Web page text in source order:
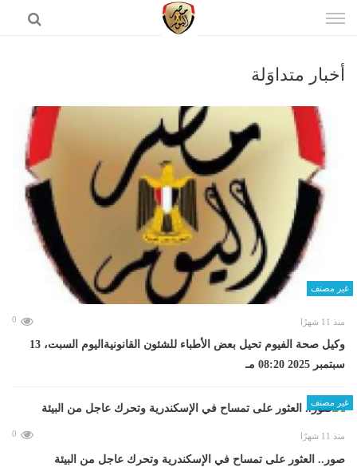
الى
أخبار متداوَلة
غير مصنف
منذ 11 شهرًا 0
وكيل صحة الفيوم تحيل بعض الأطباء للشئون القانونيةاليوم السبت، 13
سبتمبر 2025 08:20 مـ
غير مصنف
منذ 11 شهرًا 0
صور.. العثور على تمساح في الإسكندرية وتحرك عاجل من البيئة